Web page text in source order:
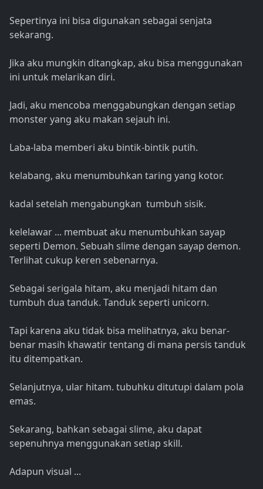
Sepertinya ini bisa digunakan sebagai senjata
sekarang.
Jika aku mungkin ditangkap, aku bisa menggunakan
ini untuk melarikan diri.
Jadi, aku mencoba menggabungkan dengan setiap
monster yang aku makan sejauh ini.
Laba-laba memberi aku bintik-bintik putih.
kelabang, aku menumbuhkan taring yang kotor.
kadal setelah mengabungkan tumbuh sisik.
kelelawar ... membuat aku menumbuhkan sayap
seperti Demon. Sebuah slime dengan sayap demon.
Terlihat cukup keren sebenarnya.
Sebagai serigala hitam, aku menjadi hitam dan
tumbuh dua tanduk. Tanduk seperti unicorn.
Tapi karena aku tidak bisa melihatnya, aku benar-
benar masih khawatir tentang di mana persis tanduk
itu ditempatkan.
Selanjutnya, ular hitam. tubuhku ditutupi dalam pola
emas.
Sekarang, bahkan sebagai slime, aku dapat
sepenuhnya menggunakan setiap skill.
Adapun visual ...